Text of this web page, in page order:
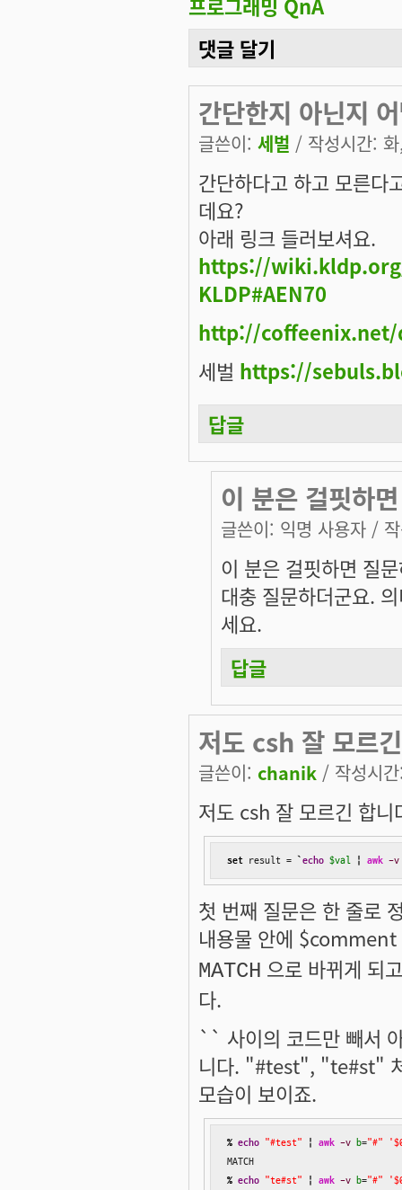
댓글 달기
간단한지 아닌지
글쓴이: 세벌 / 작성시간:
간단하다고 하고 모른다
데요?
아래 링크 들러보셔요.
https://
KLDP#AEN70
http://
세벌 https://
답글
이 분은 걸핏하
글쓴이: 익명 사용자 /
이 분은 걸핏하면 질
대충 질문하더군요.
세요.
답글
저도 csh 잘 모르
글쓴이: chanik / 작성시
저도 csh 잘 모르긴 합니
set result = `echo $val | awk -v
첫 번째 질문은 한 줄로
내용물 안에 $comment
MATCH 으로 바뀌게 되
다.
`` 사이의 코드만 빼서
니다. "#test", "te#st" 처
모습이 보이죠.
% echo "#test" | awk -v b="#"
% echo "te#st" | awk -v b="#"